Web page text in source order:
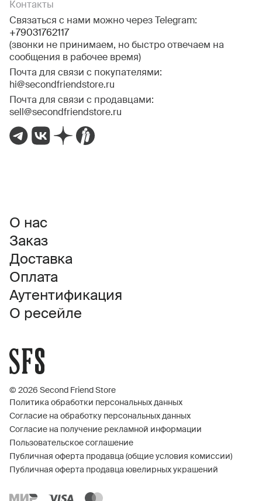
Контакты
Связаться с нами можно через Telegram:
+79031762117
(звонки не принимаем, но быстро отвечаем на
сообщения в рабочее время)
Почта для связи с покупателями:
hi@secondfriendstore.ru
Почта для связи с продавцами:
sell@secondfriendstore.ru
О нас
Заказ
Доставка
Оплата
Аутентификация
О ресейле
© 2026 Second Friend Store
Политика обработки персональных данных
Согласие на обработку персональных данных
Согласие на получение рекламной информации
Пользовательское соглашение
Публичная оферта продавца (общие условия комиссии)
Публичная оферта продавца ювелирных украшений